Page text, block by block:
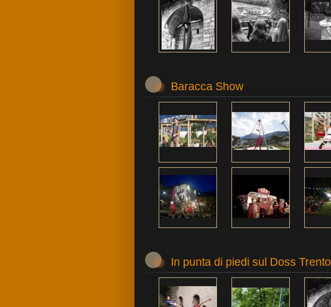
Baracca Show
In punta di piedi sul Doss Trento